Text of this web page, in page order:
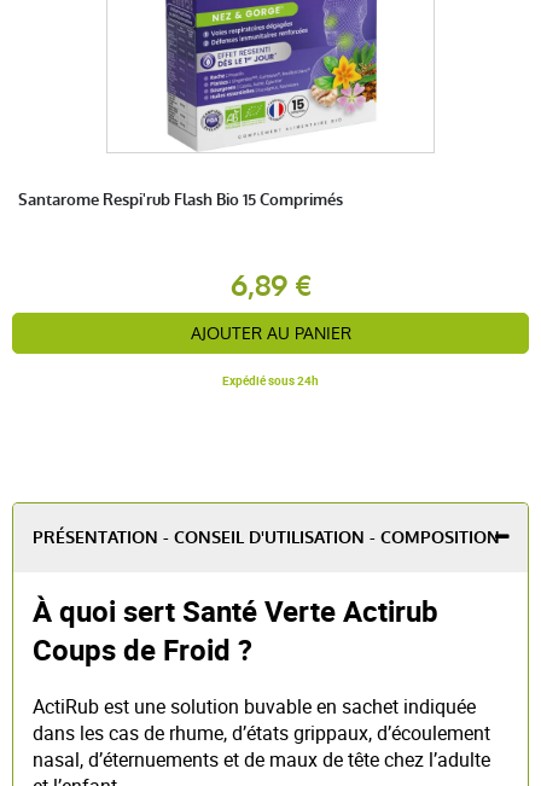
Santarome Respi'rub Flash Bio 15 Comprimés
6,89 €
AJOUTER AU PANIER
Expédié sous 24h
PRÉSENTATION - CONSEIL D'UTILISATION - COMPOSITION
À quoi sert Santé Verte Actirub
Coups de Froid ?
ActiRub est une solution buvable en sachet indiquée
dans les cas de rhume, d’états grippaux, d’écoulement
nasal, d’éternuements et de maux de tête chez l’adulte